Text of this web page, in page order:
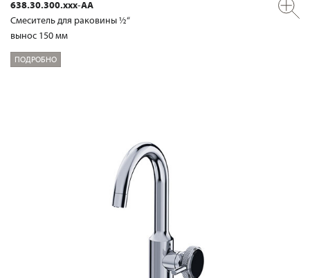
638.30.300.xxx-AA
Смеситель для раковины ½“
вынос 150 мм
ПОДРОБНО